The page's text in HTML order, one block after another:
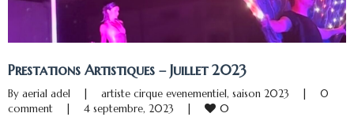
Prestations Artistiques – Juillet 2023
By aerial adel artiste cirque evenementiel, saison 2023
0
comment
4 septembre, 2023 0